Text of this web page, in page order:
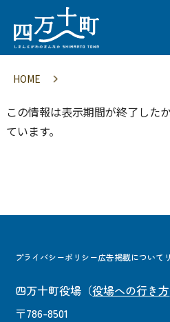
HOME
この情報は表示期間が終了した
ています。
プライバシーポリシー広告掲載について
四万十町役場 （役場への行き方
〒786-8501